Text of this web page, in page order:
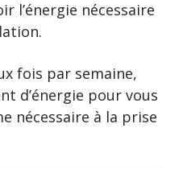
l’énergie nécessaire
fois par semaine,
d’énergie pour vous
nécessaire à la prise